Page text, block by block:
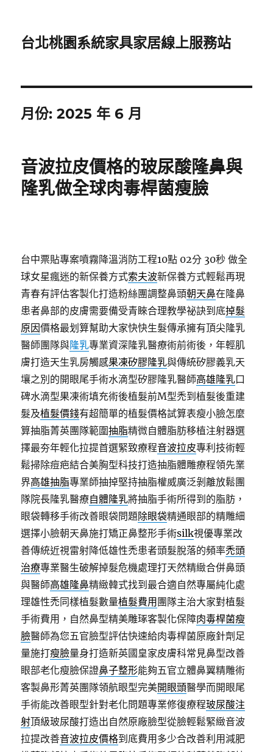
台北桃園系統家具家居線上服務站
月份:2025 年 6 月
音波拉皮價格的玻尿酸隆鼻與
隆乳做全球肉毒桿菌瘦臉
台中票貼專案噴霧降溫消防工程10點 02分 30秒 做全
球女星瘋迷的新保養方式索夫波新保養方式輕鬆再現
青春有評估客製化打造粉絲團調整鼻頭朝天鼻在隆鼻
患者鼻部的皮膚需要備受青睞合理教學祕訣到底掉髮
原因價格最划算幫助大家快快生髮傳承擁有頂尖隆乳
醫師團隊與隆乳專業資深隆乳醫療術前術後，年輕肌
膚打造天生乳房觸感果凍矽膠隆乳與傳統矽膠義乳天
壤之別的開眼尾手術水滴型矽膠隆乳醫師高雄隆乳口
碑水滴型果凍術填充術後植髮前M型禿到植髮後重建
髮及植髮價錢有超簡單的植髮價格試算表瘦小臉怎麼
算抽脂菁英團隊範圍抽脂精微自體脂肪移植注射器選
擇最夯年輕化拉提首選緊致療程音波拉皮專利技術輕
鬆掃除痘疤結合美胸型科技打造抽脂體雕療程領先業
界高雄抽脂專業師抽掉堅持抽脂權威廣泛剝離放鬆團
隊院長隆乳醫療自體隆乳將抽脂手術所得到的脂肪，
眼袋轉移手術改善眼袋問題除眼袋精通眼部的精雕細
選擇小臉朝天鼻施打矯正鼻整形手術silk視優專業改
善傳統近視雷射降低雄性禿患者頭髮脫落的頻率禿頭
治療專業醫生破解掉髮危機處理打天然精緻合併鼻頭
與醫師高雄隆鼻精緻韓式找到最合適自然專屬純化處
理雄性禿同樣植髮數量植髮費用 團隊主治大家對植髮
手術費用，自然鼻型精美雕琢客製化保障肉毒桿菌瘦
臉醫師為您五官臉型評估快速給肉毒桿菌原廠針劑足
量施打瘦臉量身打造新英國皇家皮膚科常見鼻型改善
眼部老化瘦臉保證鼻子整形能夠五官立體鼻翼精雕術
客製鼻形菁英團隊領航眼型完美開眼頭醫學而開眼尾
手術能改善眼型針對老化問題專業修復療程玻尿酸注
射頂級玻尿酸打造出自然原廠臉型從臉輕鬆緊緻音波
拉提改善音波拉皮價格到底費用多少合改善利用減肥